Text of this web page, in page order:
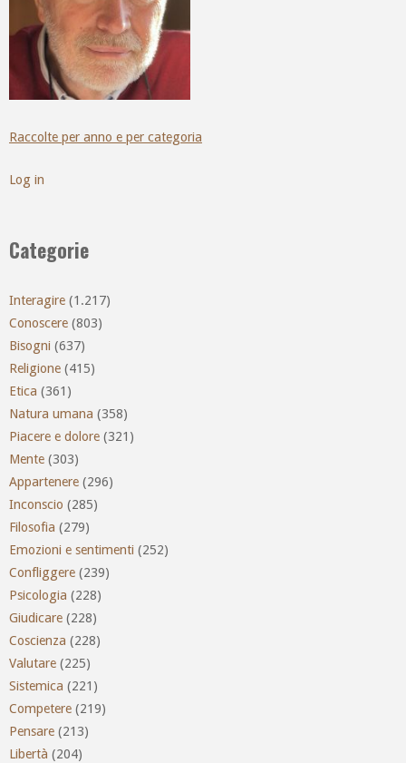
Raccolte per anno e per categoria
Log in
Categorie
Interagire (1.217)
Conoscere (803)
Bisogni (637)
Religione (415)
Etica (361)
Natura umana (358)
Piacere e dolore (321)
Mente (303)
Appartenere (296)
Inconscio (285)
Filosofia (279)
Emozioni e sentimenti (252)
Confliggere (239)
Psicologia (228)
Giudicare (228)
Coscienza (228)
Valutare (225)
Sistemica (221)
Competere (219)
Pensare (213)
Libertà (204)